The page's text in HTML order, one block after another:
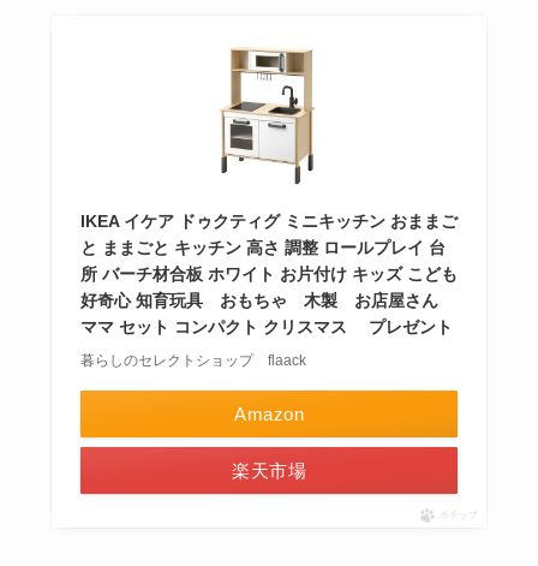
IKEA イケア ドゥクティグ ミニキッチン おままご
と ままごと キッチン 高さ 調整 ロールプレイ 台
所 バーチ材合板 ホワイト お片付け キッズ こども
好奇心 知育玩具 おもちゃ 木製 お店屋さん
ママ セット コンパクト クリスマス プレゼント
暮らしのセレクトショップ flaack
Amazon
楽天市場
ポチップ